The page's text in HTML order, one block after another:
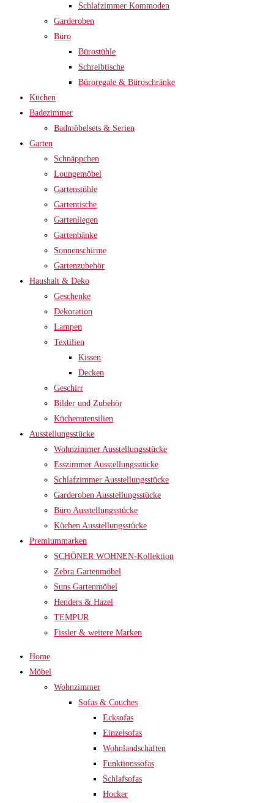
Schlafzimmer Kommoden
Garderoben
Büro
Bürostühle
Schreibtische
Büroregale & Büroschränke
Küchen
Badezimmer
Badmöbelsets & Serien
Garten
Schnäppchen
Loungemöbel
Gartenstühle
Gartentische
Gartenliegen
Gartenbänke
Sonnenschirme
Gartenzubehör
Haushalt & Deko
Geschenke
Dekoration
Lampen
Textilien
Kissen
Decken
Geschirr
Bilder und Zubehör
Küchenutensilien
Ausstellungsstücke
Wohnzimmer Ausstellungsstücke
Esszimmer Ausstellungsstücke
Schlafzimmer Ausstellungsstücke
Garderoben Ausstellungsstücke
Büro Ausstellungsstücke
Küchen Ausstellungsstücke
Premiummarken
SCHÖNER WOHNEN-Kollektion
Zebra Gartenmöbel
Suns Gartenmöbel
Henders & Hazel
TEMPUR
Fissler & weitere Marken
Home
Möbel
Wohnzimmer
Sofas & Couches
Ecksofas
Einzelsofas
Wohnlandschaften
Funktionssofas
Schlafsofas
Hocker